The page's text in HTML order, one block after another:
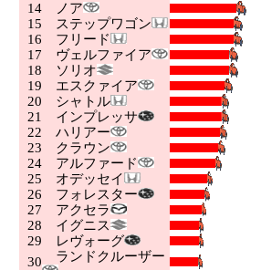
14ノア
15 ステップワゴン
16 フリード
17 ヴェルファイア
18 ソリオ
19 エスクァイア
20 シャトル
21
インプレッサ
22 ハリアー
23 クラウン
24アルファード
25 オデッセイ
26 フォレスター
27 アクセラ
28 イグニス
29 レヴォーグ
30 ランドクルーザー